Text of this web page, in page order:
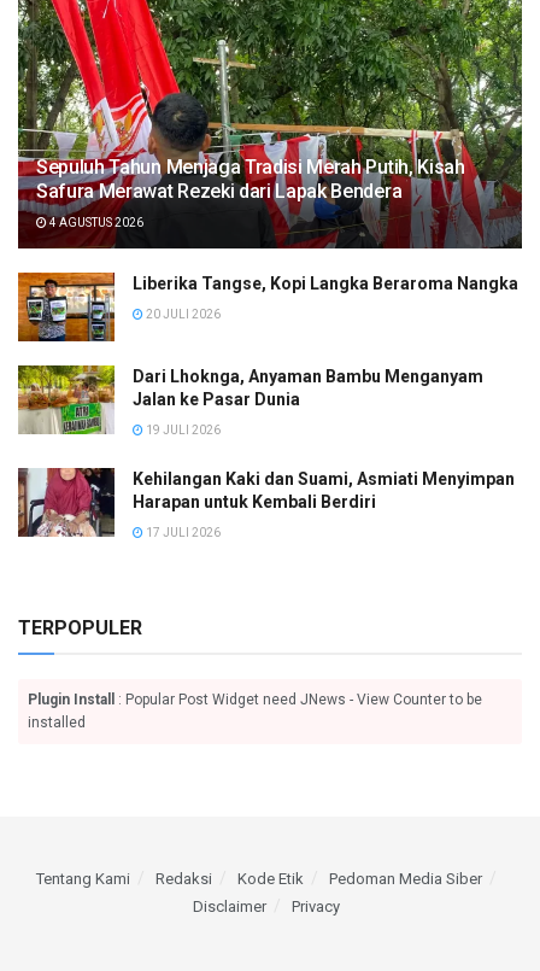
Sepuluh Tahun Menjaga Tradisi Merah Putih, Kisah
Safura Merawat Rezeki dari Lapak Bendera
4 AGUSTUS 2026
Liberika Tangse, Kopi Langka Beraroma Nangka
20 JULI 2026
Dari Lhoknga, Anyaman Bambu Menganyam
Jalan ke Pasar Dunia
19 JULI 2026
Kehilangan Kaki dan Suami, Asmiati Menyimpan
Harapan untuk Kembali Berdiri
17 JULI 2026
TERPOPULER
Plugin Install
: Popular Post Widget need JNews - View Counter to be
installed
Tentang Kami Redaksi Kode Etik
Pedoman Media Siber
Disclaimer
Privacy